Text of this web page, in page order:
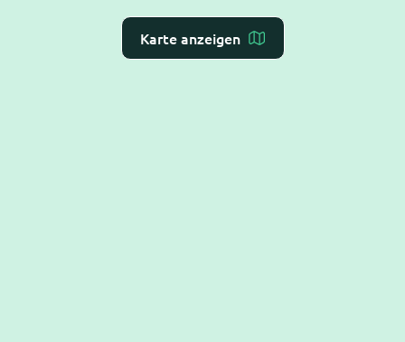
Karte anzeigen